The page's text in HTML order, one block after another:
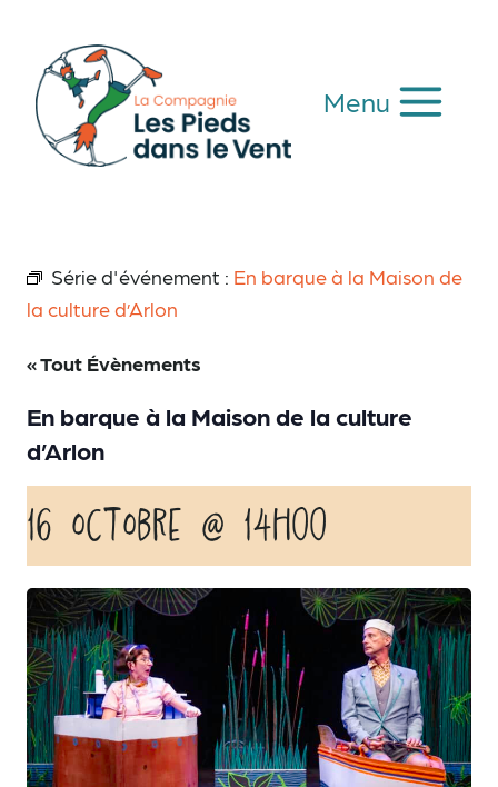
contenu
Menu
Série d'événement : En barque à la Maison de
la culture d’Arlon
« Tout Évènements
En barque à la Maison de la culture
d’Arlon
16 octobre @ 14h00